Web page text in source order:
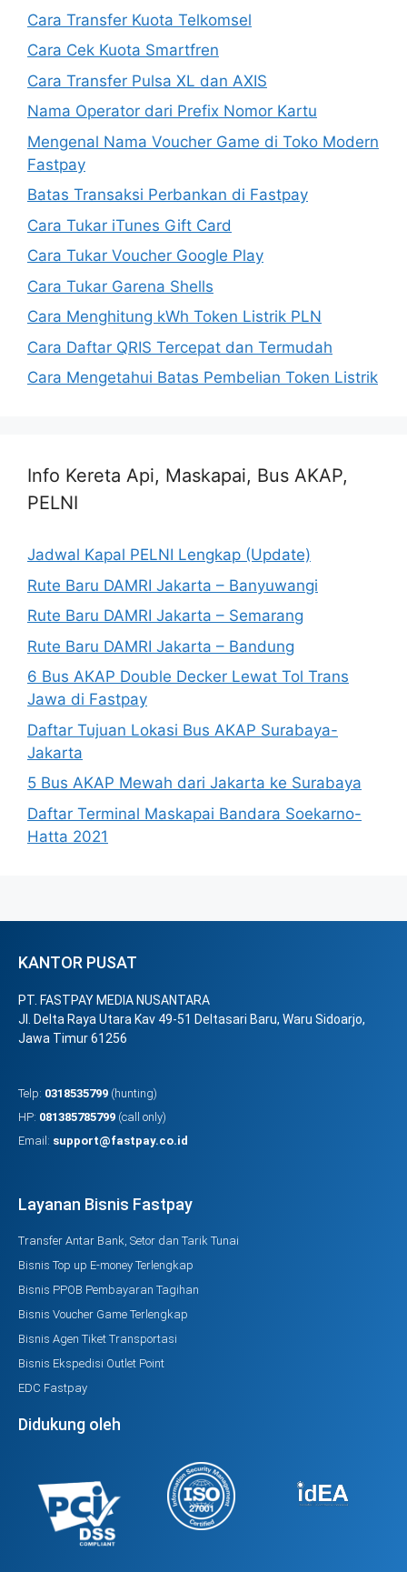
Cara Transfer Kuota Telkomsel
Cara Cek Kuota Smartfren
Cara Transfer Pulsa XL dan AXIS
Nama Operator dari Prefix Nomor Kartu
Mengenal Nama Voucher Game di Toko Modern
Fastpay
Batas Transaksi Perbankan di Fastpay
Cara Tukar iTunes Gift Card
Cara Tukar Voucher Google Play
Cara Tukar Garena Shells
Cara Menghitung kWh Token Listrik PLN
Cara Daftar QRIS Tercepat dan Termudah
Cara Mengetahui Batas Pembelian Token Listrik
Info Kereta Api, Maskapai, Bus AKAP,
PELNI
Jadwal Kapal PELNI Lengkap (Update)
Rute Baru DAMRI Jakarta – Banyuwangi
Rute Baru DAMRI Jakarta – Semarang
Rute Baru DAMRI Jakarta – Bandung
6 Bus AKAP Double Decker Lewat Tol Trans
Jawa di Fastpay
Daftar Tujuan Lokasi Bus AKAP Surabaya-
Jakarta
5 Bus AKAP Mewah dari Jakarta ke Surabaya
Daftar Terminal Maskapai Bandara Soekarno-
Hatta 2021
KANTOR PUSAT
PT. FASTPAY MEDIA NUSANTARA
Jl. Delta Raya Utara Kav 49-51 Deltasari Baru, Waru Sidoarjo,
Jawa Timur 61256
Telp: 0318535799 (hunting)
HP: 081385785799 (call only)
Email: support@fastpay.co.id
Layanan Bisnis Fastpay
Transfer Antar Bank, Setor dan Tarik Tunai
Bisnis Top up E-money Terlengkap
Bisnis PPOB Pembayaran Tagihan
Bisnis Voucher Game Terlengkap
Bisnis Agen Tiket Transportasi
Bisnis Ekspedisi Outlet Point
EDC Fastpay
Didukung oleh